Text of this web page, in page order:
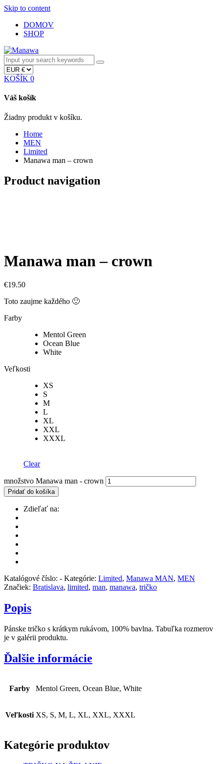
Skip to content
DOMOV
SHOP
KOŠÍK 0
Váš košík
Žiadny produkt v košíku.
Home
MEN
Limited
Manawa man – crown
Product navigation
Manawa man – crown
€19.50
Toto zaujme každého 🙂
Farby
Mentol Green
Ocean Blue
White
Veľkosti
XS
S
M
L
XL
XXL
XXXL
Clear
množstvo Manawa man - crown
Pridať do košíka
Zdieľať na:
Katalógové číslo: - Kategórie: Limited, Manawa MAN, MEN
Značiek: Bratislava, limited, man, manawa, tričko
Popis
Pánske tričko s krátkym rukávom, 100% bavlna. Tabuľka rozmerov
je v galérii produktu.
Ďalšie informácie
Farby Mentol Green, Ocean Blue, White
Veľkosti XS, S, M, L, XL, XXL, XXXL
Kategórie produktov